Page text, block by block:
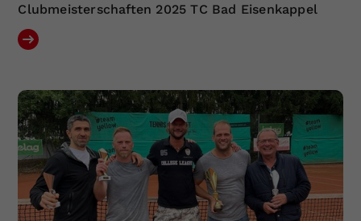
Clubmeisterschaften 2025 TC Bad Eisenkappel